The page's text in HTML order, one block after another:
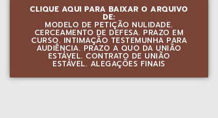
CLIQUE AQUI PARA BAIXAR O ARQUIVO
DE:
MODELO DE PETIÇÃO NULIDADE.
CERCEAMENTO DE DEFESA. PRAZO EM
CURSO. INTIMAÇÃO TESTEMUNHA PARA
AUDIÊNCIA. PRAZO A QUO DA UNIÃO
ESTÁVEL. CONTRATO DE UNIÃO
ESTÁVEL. ALEGAÇÕES FINAIS